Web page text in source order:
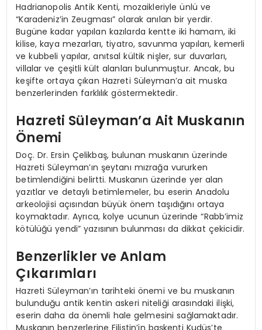
Hadrianopolis Antik Kenti, mozaikleriyle ünlü ve
“Karadeniz’in Zeugması” olarak anılan bir yerdir.
Bugüne kadar yapılan kazılarda kentte iki hamam, iki
kilise, kaya mezarları, tiyatro, savunma yapıları, kemerli
ve kubbeli yapılar, anıtsal kültik nişler, sur duvarları,
villalar ve çeşitli kült alanları bulunmuştur. Ancak, bu
keşifte ortaya çıkan Hazreti Süleyman’a ait muska
benzerlerinden farklılık göstermektedir.
Hazreti Süleyman’a Ait Muskanın
Önemi
Doç. Dr. Ersin Çelikbaş, bulunan muskanın üzerinde
Hazreti Süleyman’ın şeytanı mızrağa vururken
betimlendiğini belirtti. Muskanın üzerinde yer alan
yazıtlar ve detaylı betimlemeler, bu eserin Anadolu
arkeolojisi açısından büyük önem taşıdığını ortaya
koymaktadır. Ayrıca, kolye ucunun üzerinde “Rabb’imiz
kötülüğü yendi” yazısının bulunması da dikkat çekicidir.
Benzerlikler ve Anlam
Çıkarımları
Hazreti Süleyman’ın tarihteki önemi ve bu muskanın
bulunduğu antik kentin askeri niteliği arasındaki ilişki,
eserin daha da önemli hale gelmesini sağlamaktadır.
Muskanın benzerlerine Filistin’in başkenti Kudüs’te